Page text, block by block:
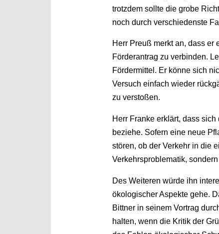
trotzdem sollte die grobe
noch durch verschiedenste
Herr Preuß merkt an, dass er
Förderantrag zu verbinden.
Fördermittel. Er könne sich
Versuch einfach wieder
zu verstoßen.
Herr Franke erklärt, dass
beziehe. Sofern eine neue
stören, ob der Verkehr in die
Verkehrsproblematik,
Des Weiteren würde ihn
ökologischer Aspekte gehe.
Bittner in seinem Vortrag
halten, wenn die Kritik der